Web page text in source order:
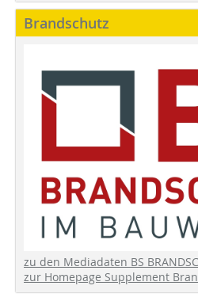
Brandschutz
zu den Mediadaten BS
zur Homepage Supplement